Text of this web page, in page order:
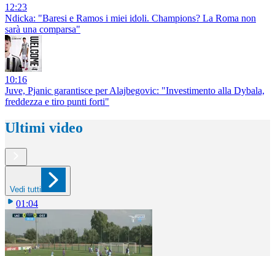
12:23
Ndicka: "Baresi e Ramos i miei idoli. Champions? La Roma non
sarà una comparsa"
10:16
Juve, Pjanic garantisce per Alajbegovic: "Investimento alla Dybala,
freddezza e tiro punti forti"
Ultimi video
Vedi tutti
01:04